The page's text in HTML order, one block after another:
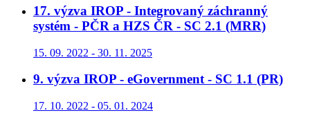
17. výzva IROP - Integrovaný záchranný
systém - PČR a HZS ČR - SC 2.1 (MRR)
15. 09. 2022 - 30. 11. 2025
9. výzva IROP - eGovernment - SC 1.1 (PR)
17. 10. 2022 - 05. 01. 2024